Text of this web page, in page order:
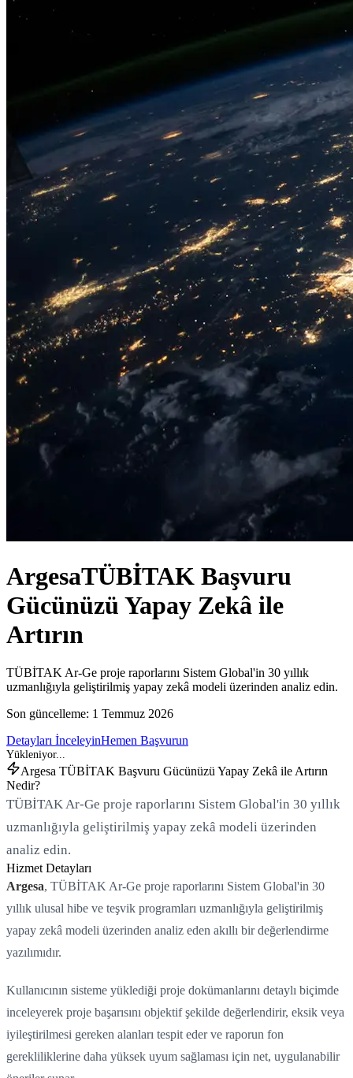
ArgesaTÜBİTAK Başvuru
Gücünüzü Yapay Zekâ ile
Artırın
TÜBİTAK Ar-Ge proje raporlarını Sistem Global'in 30 yıllık
uzmanlığıyla geliştirilmiş yapay zekâ modeli üzerinden analiz edin.
Son güncelleme: 1 Temmuz 2026
Detayları İnceleyinHemen Başvurun
Argesa TÜBİTAK Başvuru Gücünüzü Yapay Zekâ ile Artırın
Nedir?
TÜBİTAK Ar-Ge proje raporlarını Sistem Global'in 30 yıllık
uzmanlığıyla geliştirilmiş yapay zekâ modeli üzerinden
analiz edin.
Hizmet Detayları
Argesa, TÜBİTAK Ar-Ge proje raporlarını Sistem Global'in 30
yıllık ulusal hibe ve teşvik programları uzmanlığıyla geliştirilmiş
yapay zekâ modeli üzerinden analiz eden akıllı bir değerlendirme
yazılımıdır.
Kullanıcının sisteme yüklediği proje dokümanlarını detaylı biçimde
inceleyerek proje başarısını objektif şekilde değerlendirir, eksik veya
iyileştirilmesi gereken alanları tespit eder ve raporun fon
gerekliliklerine daha yüksek uyum sağlaması için net, uygulanabilir